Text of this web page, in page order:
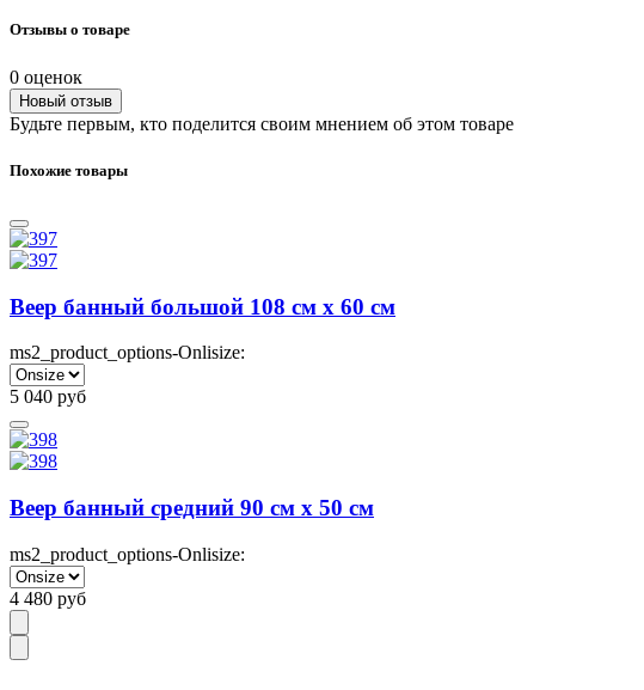
Отзывы о товаре
0 оценок
Новый отзыв
Будьте первым, кто поделится своим мнением об этом товаре
Похожие товары
Веер банный большой 108 см х 60 см
ms2_product_options-Onlisize:
5 040 руб
Веер банный средний 90 см х 50 см
ms2_product_options-Onlisize:
4 480 руб